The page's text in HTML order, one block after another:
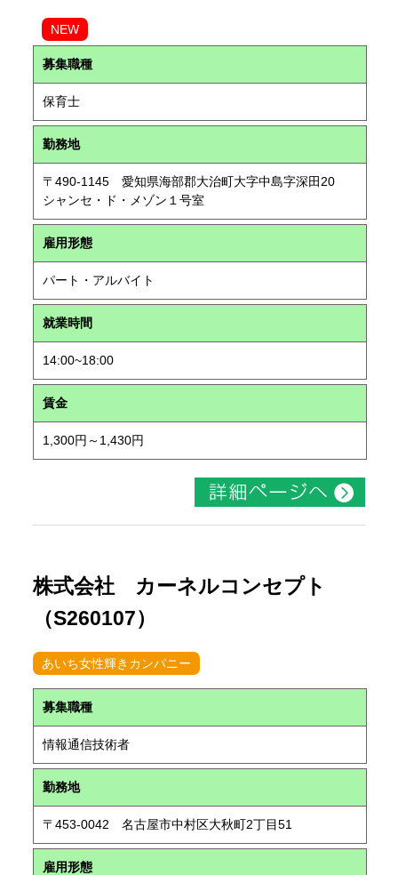
NEW
募集職種
保育士
勤務地
〒490-1145 愛知県海部郡大治町大字中島字深田20
シャンセ・ド・メゾン１号室
雇用形態
パート・アルバイト
就業時間
14:00~18:00
賃金
1,300円～1,430円
株式会社 カーネルコンセプト
（S260107）
あいち女性輝きカンパニー
募集職種
情報通信技術者
勤務地
〒453-0042 名古屋市中村区大秋町2丁目51
雇用形態